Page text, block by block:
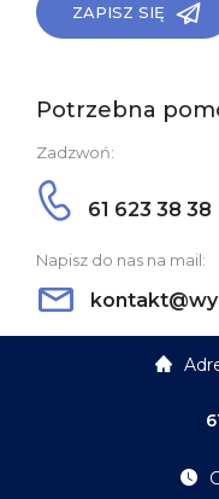
ZAPISZ SIĘ
Potrzebna
Zadzwoń:
61 623 38 38
Napisz do nas na mail: